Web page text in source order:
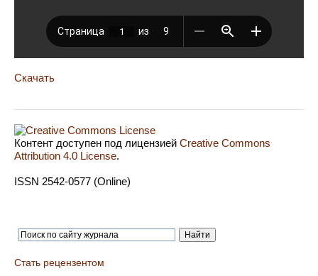
Скачать
Контент доступен под лицензией Creative Commons
Attribution 4.0 License.
ISSN 2542-0577 (Online)
Стать рецензентом